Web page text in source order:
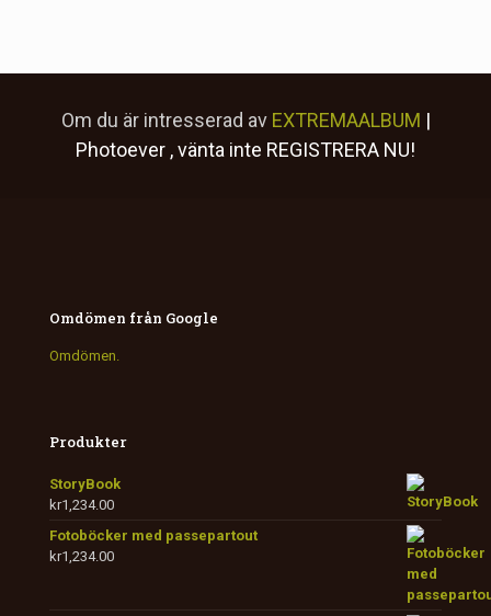
Om du är intresserad av EXTREMAALBUM |
Photoever , vänta inte REGISTRERA NU!
Omdömen från Google
Omdömen.
Produkter
StoryBook
kr1,234.00
Fotoböcker med passepartout
kr1,234.00